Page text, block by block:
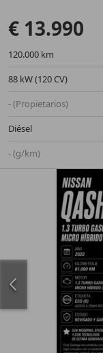
€ 13.990
120.000 km
88 kW (120 CV)
- (Propietarios)
Diésel
- (g/km)